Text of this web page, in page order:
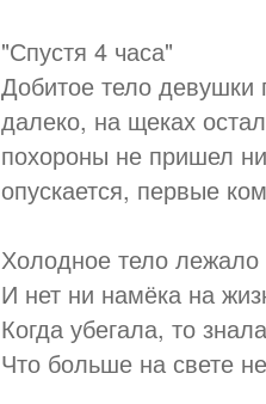
"Спустя 4 часа"
Добитое тело девушки
далеко, на щеках
похороны не пришел
опускается, первые
Холодное тело лежало
И нет ни намёка на
Когда убегала, то
Что больше на свете